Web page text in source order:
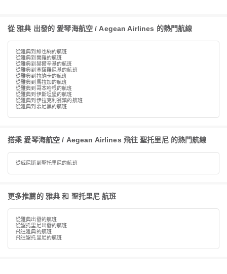
從 雅典 出發的 愛琴海航空 / Aegean Airlines 的熱門航線
從雅典到維也納的航班
從雅典到開羅的航班
從雅典到赫爾辛基的航班
從雅典到塞薩羅尼基的航班
從雅典到拉納卡的航班
從雅典到馬拉加的航班
從雅典到哥本哈根的航班
從雅典到伊斯坦堡的航班
從雅典到伊拉克利翁鎮的航班
從雅典到慕尼黑的航班
搭乘 愛琴海航空 / Aegean Airlines 飛往 聖托里尼 的熱門航線
從威尼斯到聖托里尼的航班
更多推薦的 雅典 和 聖托里尼 航班
從雅典出發的航班
從聖托里尼出發的航班
飛往雅典的航班
飛往聖托里尼的航班